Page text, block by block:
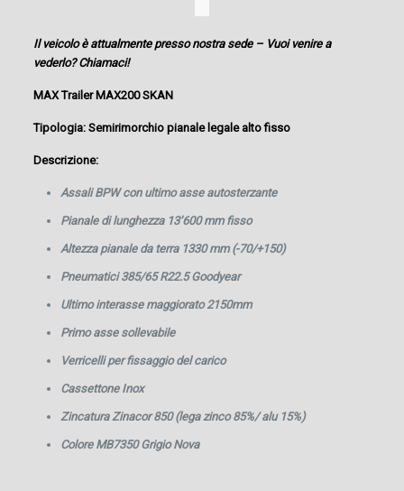
Il veicolo è attualmente presso nostra sede – Vuoi venire a
vederlo? Chiamaci!
MAX Trailer MAX200 SKAN
Tipologia: Semirimorchio pianale legale alto fisso
Descrizione:
Assali BPW con ultimo asse autosterzante
Pianale di lunghezza 13’600 mm fisso
Altezza pianale da terra 1330 mm (-70/+150)
Pneumatici 385/65 R22.5 Goodyear
Ultimo interasse maggiorato 2150mm
Primo asse sollevabile
Verricelli per fissaggio del carico
Cassettone Inox
Zincatura Zinacor 850 (lega zinco 85%/ alu 15%)
Colore MB7350 Grigio Nova